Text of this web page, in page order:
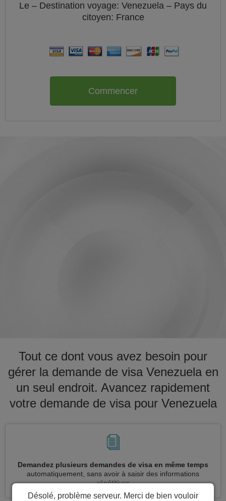
Le – Destination voyage: Venezuela – Pays du
citoyen: France
Commencer
Tout ce dont vous avez besoin pour
gérer la demande de visa Venezuela en
un seul endroit. Avancez rapidement
votre demande de visa pour Venezuela
Demandez plusieurs demandes de visa en même temps
automatiquement, sans avoir à saisir des informations
répétitives
Désolé, problème serveur. Merci de bien vouloir